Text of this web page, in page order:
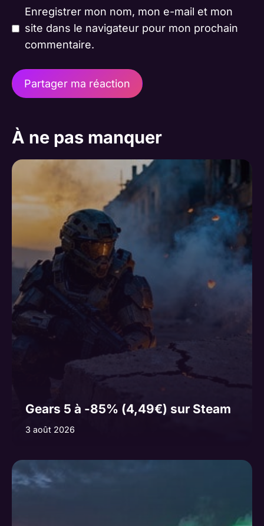
Enregistrer mon nom, mon e-mail et mon
site dans le navigateur pour mon prochain
commentaire.
t
e
n
a
i
v
À ne pas manquer
Gears 5 à -85% (4,49€) sur Steam
3 août 2026